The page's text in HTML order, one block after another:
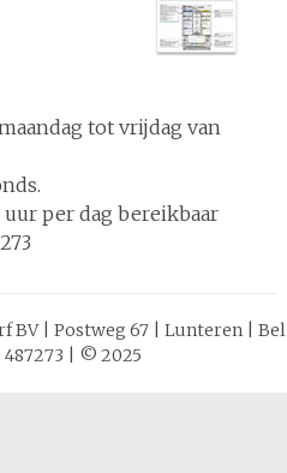
tot vrijdag van
per dag bereikbaar
BV | Postweg 67 | Lunteren | Bel
487273 | © 2025